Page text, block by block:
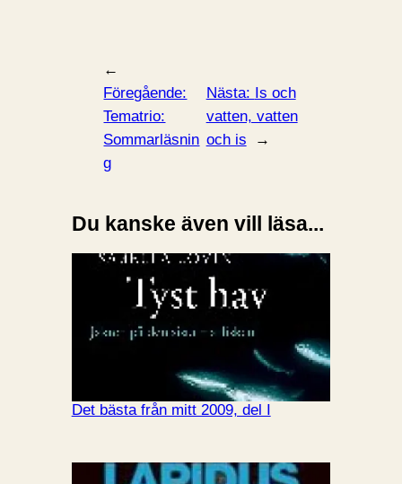
←
Föregående:
Tematrio:
Sommarläsnin
g
Nästa: Is och
vatten, vatten
och is
→
Du kanske även vill läsa...
Det bästa från mitt 2009, del I